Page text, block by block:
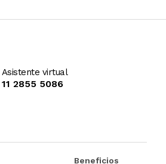
Asistente virtual
11 2855 5086
Beneficios